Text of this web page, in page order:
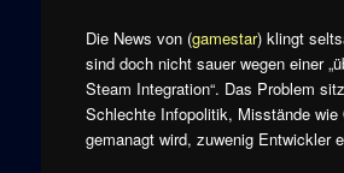
Die News von (gamestar) klingt
sind doch nicht sauer wegen einer
Steam Integration“. Das Problem
Schlechte Infopolitik, Misstände wie
gemanagt wird, zuwenig Entwickler